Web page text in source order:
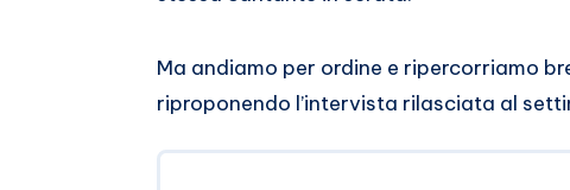
Ma andiamo per ordine e ripercorriamo
riproponendo l’intervista rilasciata al